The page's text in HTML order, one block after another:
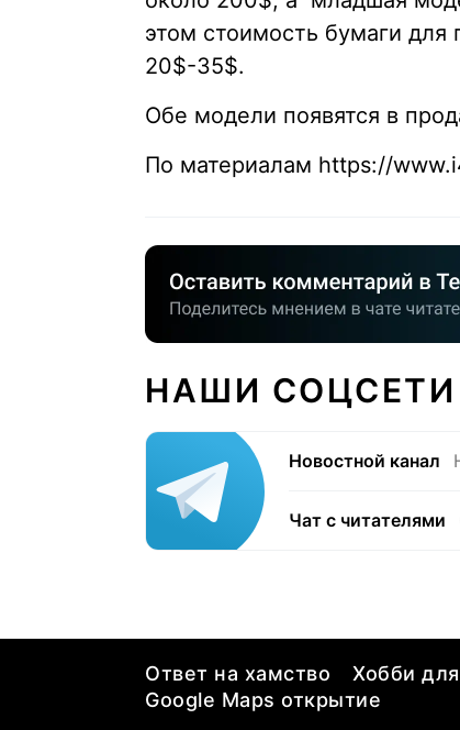
этом стоимость бумаги для
20$-35$.
Обе модели появятся в
По материалам https://
НАШИ СОЦСЕТИ
Новостной канал
Чат с читателями
Ответ на хамство Хобби
Google Maps открытие